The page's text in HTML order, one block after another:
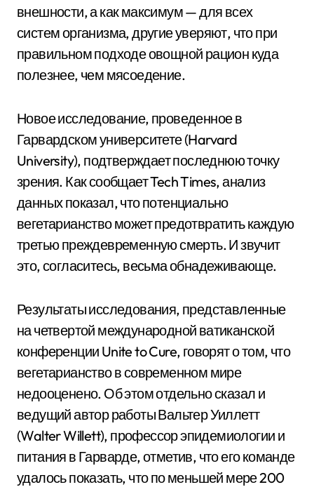
внешности, а как максимум — для всех
систем организма, другие уверяют, что при
правильном подходе овощной рацион куда
полезнее, чем мясоедение.
Новое исследование, проведенное в
Гарвардском университете (Harvard
University), подтверждает последнюю точку
зрения. Как сообщает Tech Times, анализ
данных показал, что потенциально
вегетарианство может предотвратить каждую
третью преждевременную смерть. И звучит
это, согласитесь, весьма обнадеживающе.
Результаты исследования, представленные
на четвертой международной ватиканской
конференции Unite to Cure, говорят о том, что
вегетарианство в современном мире
недооценено. Об этом отдельно сказал и
ведущий автор работы Вальтер Уиллетт
(Walter Willett), профессор эпидемиологии и
питания в Гарварде, отметив, что его команде
удалось показать, что по меньшей мере 200